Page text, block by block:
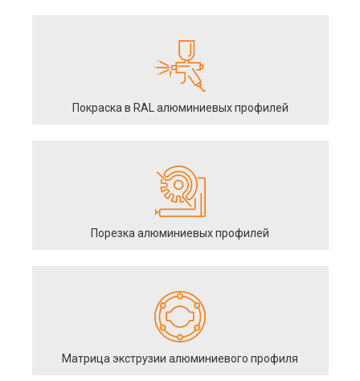
Покраска в RAL алюминиевых профилей
Порезка алюминиевых профилей
Матрица экструзии алюминиевого профиля